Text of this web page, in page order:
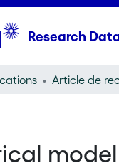
Research